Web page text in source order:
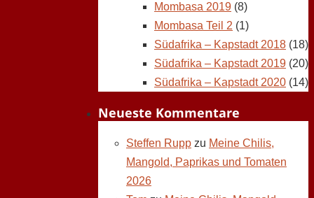
Mombasa 2019 (8)
Mombasa Teil 2 (1)
Südafrika – Kapstadt 2018 (18)
Südafrika – Kapstadt 2019 (20)
Südafrika – Kapstadt 2020 (14)
Neueste Kommentare
Steffen Rupp zu Meine Chilis,
Mangold, Paprikas und Tomaten
2026